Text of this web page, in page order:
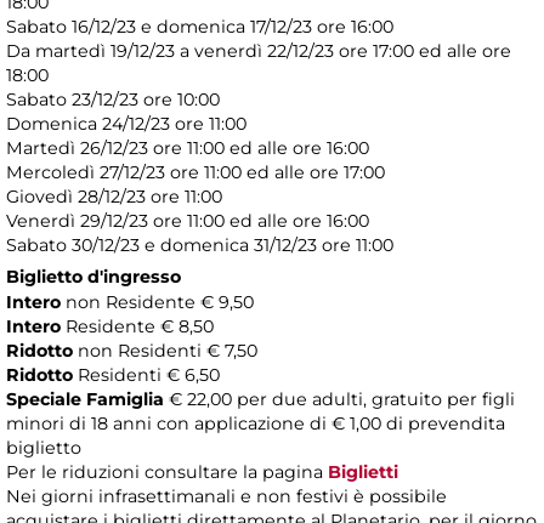
Sabato 16/12/23 e domenica 17/12/23 ore 16:00
Da martedì 19/12/23 a venerdì 22/12/23 ore 17:00 ed alle ore
18:00
Sabato 23/12/23 ore 10:00
Domenica 24/12/23 ore 11:00
Martedì 26/12/23 ore 11:00 ed alle ore 16:00
Mercoledì 27/12/23 ore 11:00 ed alle ore 17:00
Giovedì 28/12/23 ore 11:00
Venerdì 29/12/23 ore 11:00 ed alle ore 16:00
Sabato 30/12/23 e domenica 31/12/23 ore 11:00
Biglietto d'ingresso
Intero non Residente € 9,50
Intero Residente € 8,50
Ridotto non Residenti € 7,50
Ridotto Residenti € 6,50
Speciale Famiglia € 22,00 per due adulti, gratuito per figli
minori di 18 anni con applicazione di € 1,00 di prevendita
biglietto
Per le riduzioni consultare la pagina Biglietti
Nei giorni infrasettimanali e non festivi è possibile